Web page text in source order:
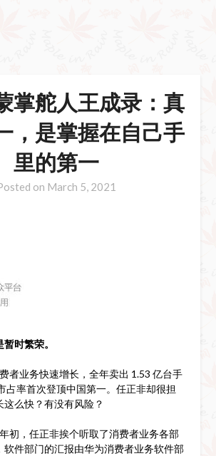
掌舵人王成录：真
，是掌握在自己手
里的第一
on March 5, 2021
时繁荣。
者业务快速增长，全年卖出 1.53 亿台手
占率首次登顶中国第一。任正非却很担
么快？有没有风险？
初，任正非挨个听取了消费者业务各部
软件部门的汇报由华为消费者业务软件部